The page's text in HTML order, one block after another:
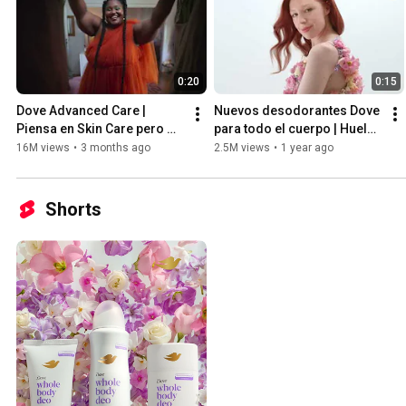
0:20
Dove Advanced Care |
Piensa en Skin Care pero
para tus axilas.
16M views • 3 months ago
0:15
Nuevos desodorantes Dove
para todo el cuerpo | Huele
genial en todas partes
2.5M views • 1 year ago
Shorts